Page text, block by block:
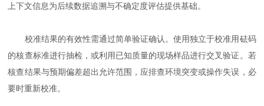
上下文信息为后续数据追溯与不确定度评估提供基础。
校准结果的有效性需通过简单验证确认。使用独立于校准用砝码
的核查标准进行抽检，或利用已知质量的现场样品进行交叉验证。若
核查结果与预期偏差超出允许范围，应排查环境突变或操作失误，必
要时重新校准。